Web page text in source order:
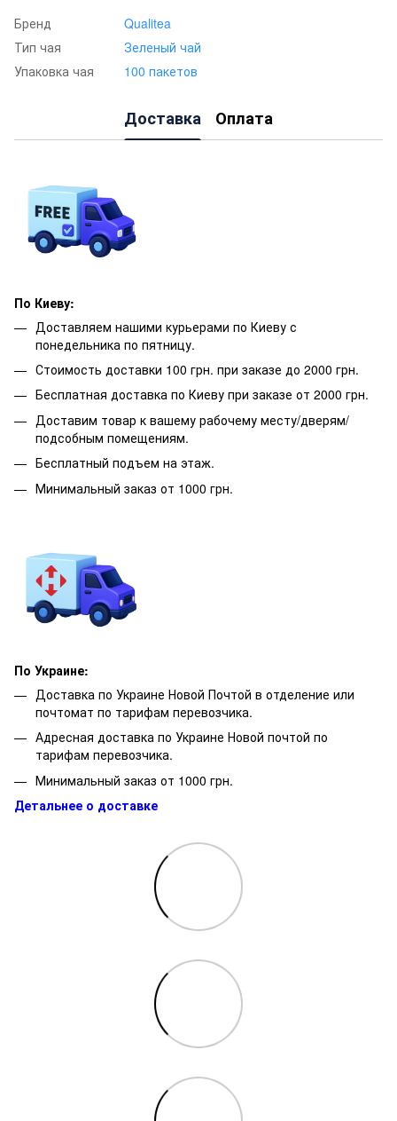
Бренд
Qualitea
Тип чая
Зеленый чай
Упаковка чая
100 пакетов
Доставка Оплата
По Киеву:
Доставляем нашими курьерами по Киеву с
понедельника по пятницу.
Стоимость доставки 100 грн. при заказе до 2000 грн.
Бесплатная доставка по Киеву при заказе от 2000 грн.
Доставим товар к вашему рабочему месту/дверям/
подсобным помещениям.
Бесплатный подъем на этаж.
Минимальный заказ от 1000 грн.
По Украине:
Доставка по Украине Новой Почтой в отделение или
почтомат по тарифам перевозчика.
Адресная доставка по Украине Новой почтой по
тарифам перевозчика.
Минимальный заказ от 1000 грн.
Детальнее о доставке